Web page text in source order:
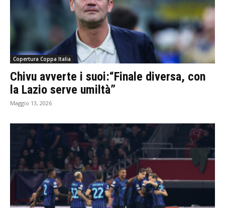
Copertura Coppa Italia
Chivu avverte i suoi:“Finale diversa, con
la Lazio serve umiltà”
Maggio 13, 2026